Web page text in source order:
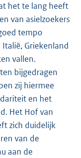
het te lang heeft
van asielzoekers
tempo
Griekenland
vallen.
bijgedragen
zij hiermee
en het
Het Hof van
zich duidelijk
van de
aan de